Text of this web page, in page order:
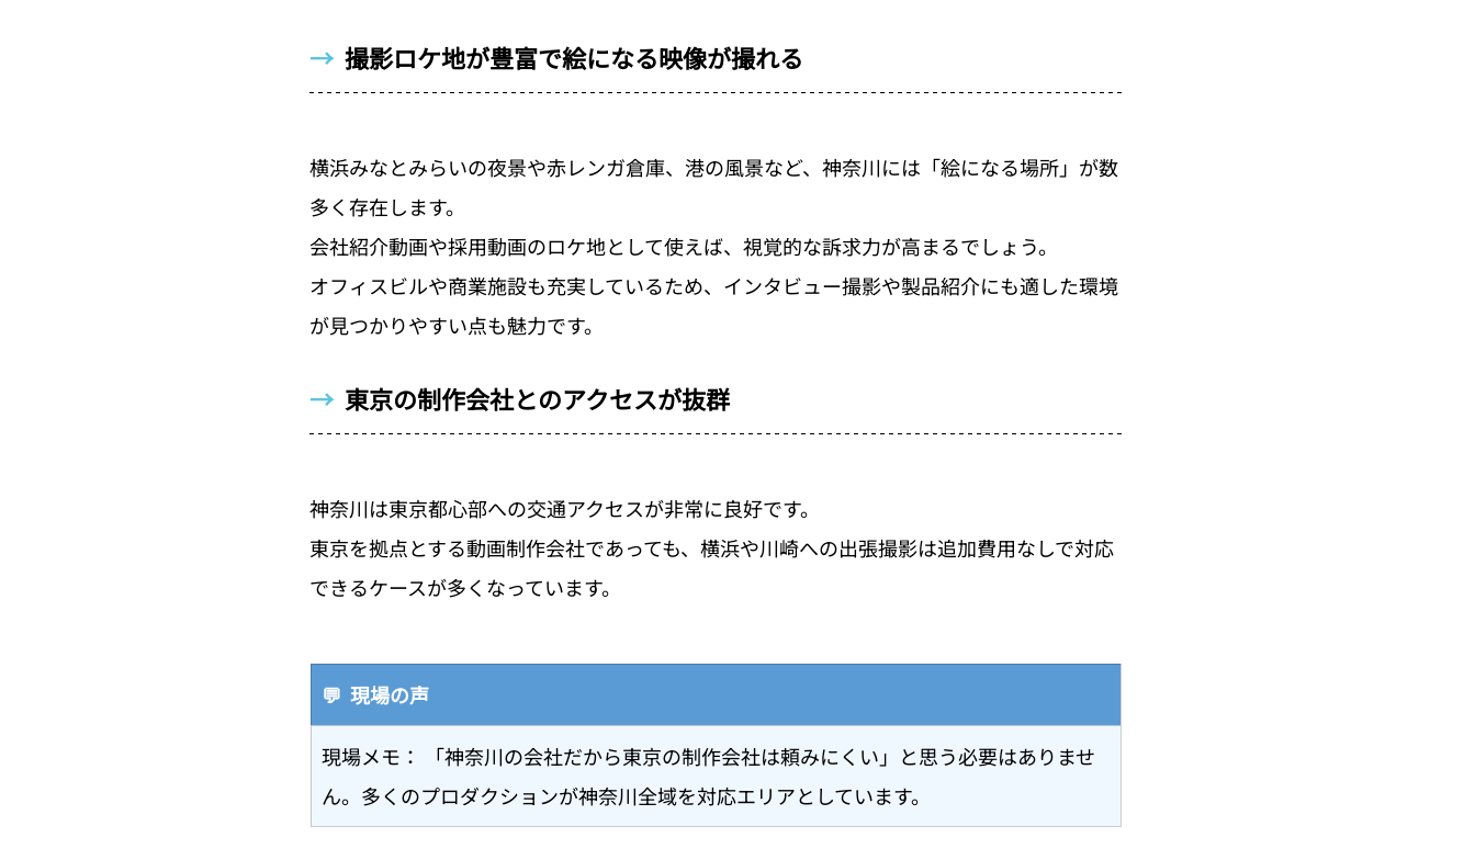
→ 撮影ロケ地が豊富で絵になる映像が撮れる
横浜みなとみらいの夜景や赤レンガ倉庫、港の風景など、神奈川には「絵になる場所」が数
多く存在します。
会社紹介動画や採用動画のロケ地として使えば、視覚的な訴求力が高まるでしょう。
オフィスビルや商業施設も充実しているため、インタビュー撮影や製品紹介にも適した環境
が見つかりやすい点も魅力です。
→ 東京の制作会社とのアクセスが抜群
神奈川は東京都心部への交通アクセスが非常に良好です。
東京を拠点とする動画制作会社であっても、横浜や川崎への出張撮影は追加費用なしで対応
できるケースが多くなっています。
💬  現場の声
現場メモ： 「神奈川の会社だから東京の制作会社は頼みにくい」と思う必要はありませ
ん。多くのプロダクションが神奈川全域を対応エリアとしています。